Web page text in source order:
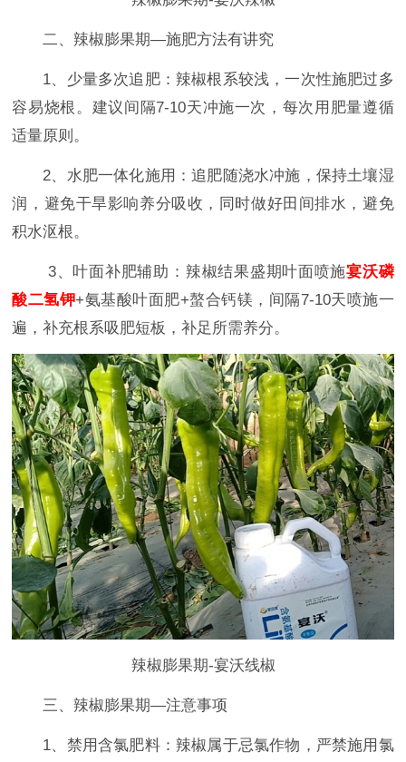
二、辣椒膨果期—施肥方法有讲究
1、少量多次追肥‌：辣椒根系较浅，一次性施肥过多
容易烧根。建议间隔7-10天冲施一次，每次用肥量遵循
适量原则。
2、水肥一体化施用‌：追肥随浇水冲施，保持土壤湿
润，避免干旱影响养分吸收，同时做好田间排水，避免
积水沤根。
3、叶面补肥辅助‌：辣椒结果盛期叶面喷施宴沃磷
酸二氢钾+氨基酸叶面肥+螯合钙镁，间隔7-10天喷施一
遍，补充根系吸肥短板，补足所需养分‌‌‌。
辣椒膨果期-宴沃线椒
三、辣椒膨果期—注意事项
1、禁用含氯肥料‌：辣椒属于忌氯作物，严禁施用氯